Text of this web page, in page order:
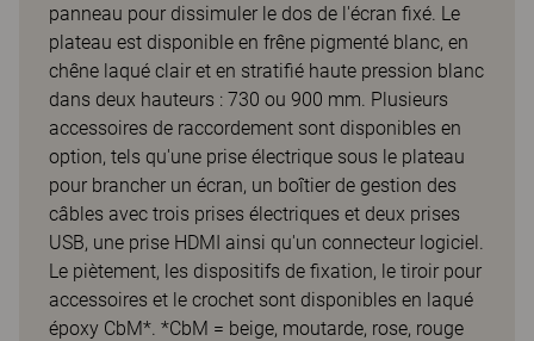
panneau pour dissimuler le dos de l'écran fixé. Le
plateau est disponible en frêne pigmenté blanc, en
chêne laqué clair et en stratifié haute pression blanc
dans deux hauteurs : 730 ou 900 mm. Plusieurs
accessoires de raccordement sont disponibles en
option, tels qu'une prise électrique sous le plateau
pour brancher un écran, un boîtier de gestion des
câbles avec trois prises électriques et deux prises
USB, une prise HDMI ainsi qu'un connecteur logiciel.
Le piètement, les dispositifs de fixation, le tiroir pour
accessoires et le crochet sont disponibles en laqué
époxy CbM*. *CbM = beige, moutarde, rose, rouge